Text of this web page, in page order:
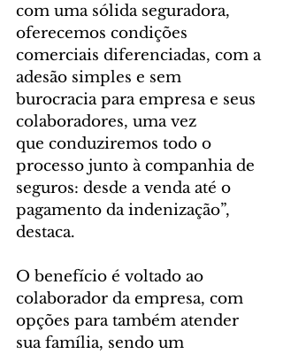
com uma sólida seguradora,
oferecemos condições
comerciais diferenciadas, com a
adesão simples e sem
burocracia para empresa e seus
colaboradores, uma vez
que conduziremos todo o
processo junto à companhia de
seguros: desde a venda até o
pagamento da indenização”,
destaca.
O benefício é voltado ao
colaborador da empresa, com
opções para também atender
sua família, sendo um